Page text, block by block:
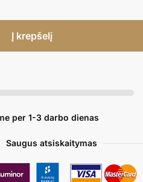
Į krepšelį
per 1-3 darbo dienas
Saugus atsiskaitymas